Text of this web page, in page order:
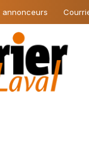
annonceurs